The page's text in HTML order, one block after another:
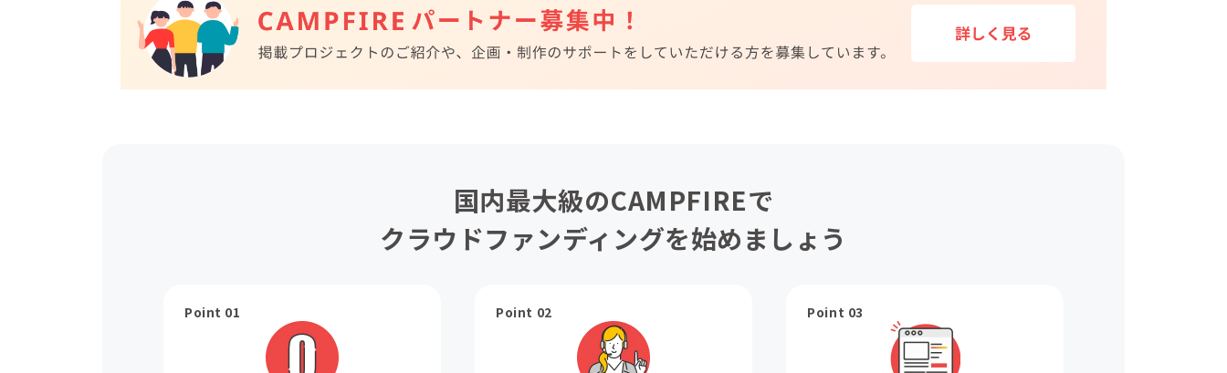
国内最大級のCAMPFIREで
クラウドファンディングを始めましょう
Point 01 Point 02 Point 03